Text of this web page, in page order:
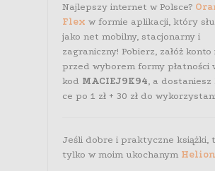
Najlepszy internet w Polsce?
Flex w formie aplikacji, który
jako net mobilny, stacjonarny i
zagraniczny! Pobierz, załóż konto i
przed wyborem formy płatności
kod MACIEJ9K94 , a dostaniesz
ce po 1 zł + 30 zł do
Jeśli dobre i praktyczne książki,
tylko w moim ukochanym